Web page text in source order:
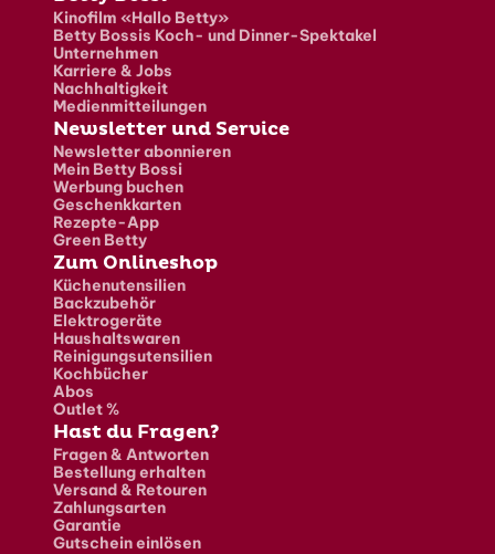
Kinofilm «Hallo Betty»
Betty Bossis Koch- und Dinner-Spektakel
Unternehmen
Karriere & Jobs
Nachhaltigkeit
Medienmitteilungen
Newsletter und Service
Newsletter abonnieren
Mein Betty Bossi
Werbung buchen
Geschenkkarten
Rezepte-App
Green Betty
Zum Onlineshop
Küchenutensilien
Backzubehör
Elektrogeräte
Haushaltswaren
Reinigungsutensilien
Kochbücher
Abos
Outlet %
Hast du Fragen?
Fragen & Antworten
Bestellung erhalten
Versand & Retouren
Zahlungsarten
Garantie
Gutschein einlösen